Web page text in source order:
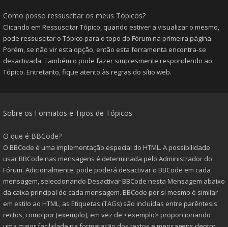
Como posso ressuscitar os meus Tópicos?
Clicando em Ressuscitar Tópico, quando estiver a visualizar o mesmo,
pode ressuscitar o Tópico para o topo do Fórum na primeira página.
Porém, se não vir esta opção, então esta ferramenta encontra-se
desactivada. Também o pode fazer simplesmente respondendo ao
Tópico. Entretanto, fique atento às regras do sítio web.
Sobre os Formatos e Tipos de Tópicos
O que é BBCode?
O BBCode é uma implementação especial do HTML. A possibilidade
usar BBCode nas mensagens é determinada pelo Administrador do
Fórum. Adicionalmente, pode poderá desactivar o BBCode em cada
mensagem, seleccionando Desactivar BBCode nesta Mensagem abaixo
da caixa principal de cada mensagem. BBCode por si mesmo é similar
em estilo ao HTML, as Etiquetas (TAGs) são incluídas entre parêntesis
rectos, como por [exemplo], em vez de <exemplo> proporcionando